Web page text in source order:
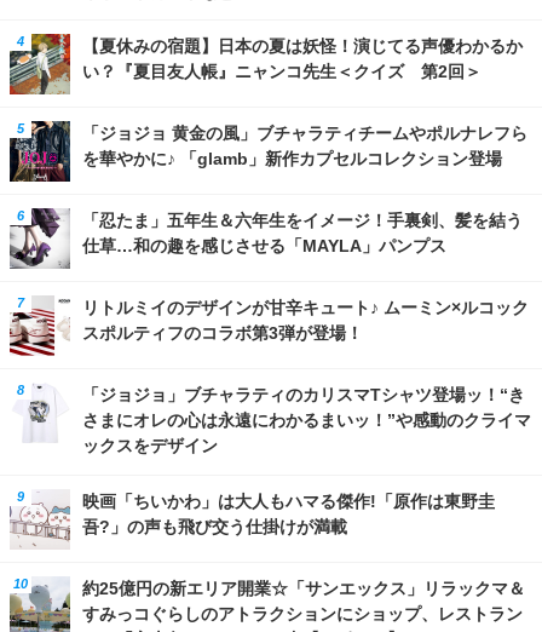
【夏休みの宿題】日本の夏は妖怪！演じてる声優わかるか
い？『夏目友人帳』ニャンコ先生＜クイズ 第2回＞
「ジョジョ 黄金の風」ブチャラティチームやポルナレフら
を華やかに♪ 「glamb」新作カプセルコレクション登場
「忍たま」五年生＆六年生をイメージ！手裏剣、髪を結う
仕草…和の趣を感じさせる「MAYLA」パンプス
リトルミイのデザインが甘辛キュート♪ ムーミン×ルコック
スポルティフのコラボ第3弾が登場！
「ジョジョ」ブチャラティのカリスマTシャツ登場ッ！“き
さまにオレの心は永遠にわかるまいッ！”や感動のクライマ
ックスをデザイン
映画「ちいかわ」は大人もハマる傑作!「原作は東野圭
吾?」の声も飛び交う仕掛けが満載
約25億円の新エリア開業☆「サンエックス」リラックマ＆
すみっコぐらしのアトラクションにショップ、レストラン